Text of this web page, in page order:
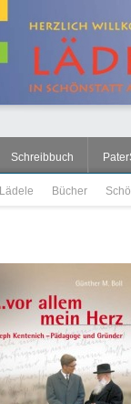
Schreibbuch
Lädele Bücher